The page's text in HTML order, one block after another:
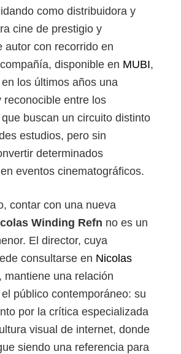
como distribuidora y
cine de prestigio y
autor con recorrido en
disponible en MUBI,
los últimos años una
reconocible entre los
buscan un circuito distinto
estudios, pero sin
determinados
eventos cinematográficos.
contar con una nueva
Winding Refn no es un
El director, cuya
consultarse en Nicolas
, mantiene una relación
público contemporáneo: su
por la crítica especializada
visual de internet, donde
siendo una referencia para